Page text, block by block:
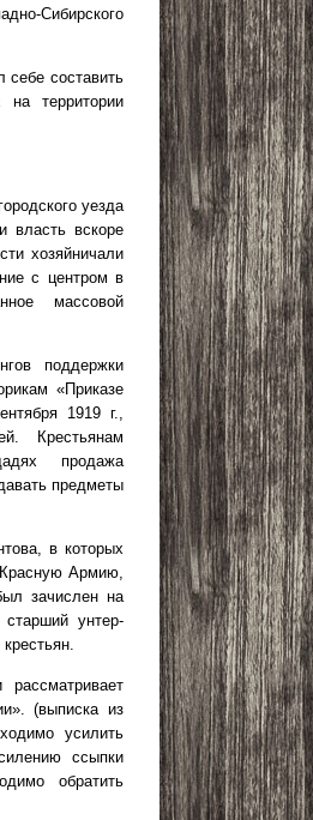
Сибирского
себе составить
на территории
уезда
власть вскоре
хозяйничали
с центром в
массовой
поддержки
«Приказе
1919 г.,
Крестьянам
продажа
предметы
в которых
Красную Армию,
зачислен на
унтер-
(выписка из
усилить
ссыпки
обратить